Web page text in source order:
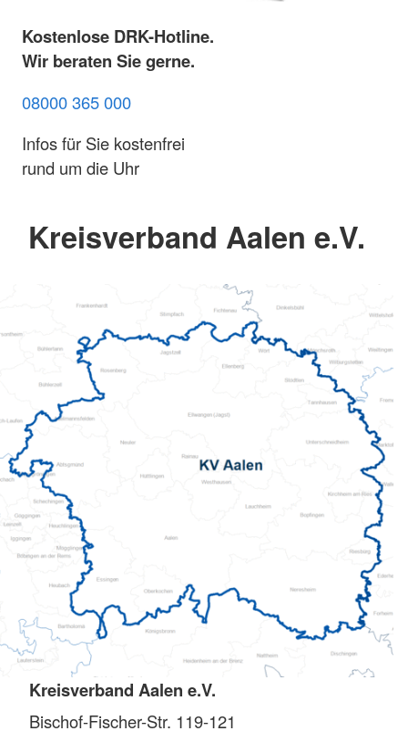
Kostenlose DRK-Hotline.
Wir beraten Sie gerne.
08000 365 000
Infos für Sie kostenfrei
rund um die Uhr
Kreisverband Aalen e.V.
Kreisverband Aalen e.V.
Bischof-Fischer-Str. 119-121